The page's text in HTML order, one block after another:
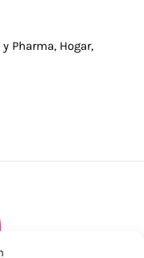
Pharma, Hogar,